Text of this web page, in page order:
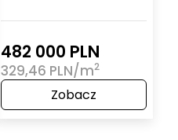
482 000 PLN
329,46 PLN/m2
Zobacz